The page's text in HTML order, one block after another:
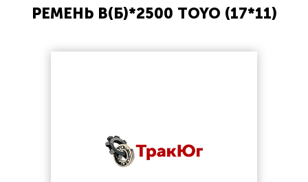
РЕМЕНЬ В(Б)*2500 TOYO (17*11)